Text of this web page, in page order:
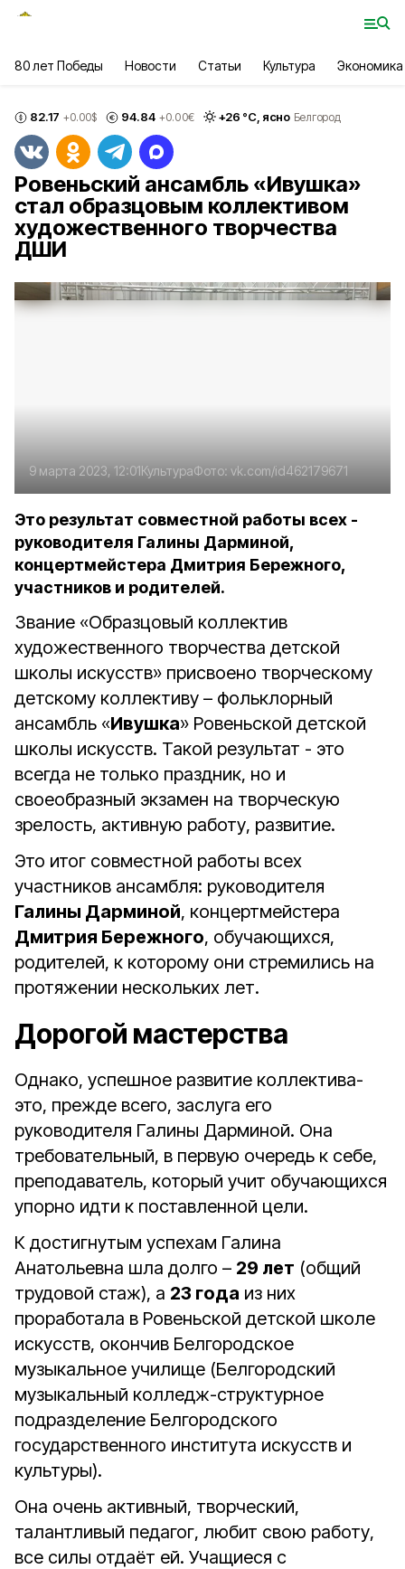
80 лет Победы Новости Статьи Культура Экономика
82.17 +0.00$ 94.84 +0.00€ +26 °С, ясно Белгород
Ровеньский ансамбль «Ивушка»
стал образцовым коллективом
художественного творчества
ДШИ
9 марта 2023, 12:01КультураФото: vk.com/id462179671
Это результат совместной работы всех -
руководителя Галины Дарминой,
концертмейстера Дмитрия Бережного,
участников и родителей.
Звание «Образцовый коллектив
художественного творчества детской
школы искусств» присвоено творческому
детскому коллективу – фольклорный
ансамбль «Ивушка» Ровеньской детской
школы искусств. Такой результат - это
всегда не только праздник, но и
своеобразный экзамен на творческую
зрелость, активную работу, развитие.
Это итог совместной работы всех
участников ансамбля: руководителя
Галины Дарминой, концертмейстера
Дмитрия Бережного, обучающихся,
родителей, к которому они стремились на
протяжении нескольких лет.
Дорогой мастерства
Однако, успешное развитие коллектива-
это, прежде всего, заслуга его
руководителя Галины Дарминой. Она
требовательный, в первую очередь к себе,
преподаватель, который учит обучающихся
упорно идти к поставленной цели.
К достигнутым успехам Галина
Анатольевна шла долго – 29 лет (общий
трудовой стаж), а 23 года из них
проработала в Ровеньской детской школе
искусств, окончив Белгородское
музыкальное училище (Белгородский
музыкальный колледж-структурное
подразделение Белгородского
государственного института искусств и
культуры).
Она очень активный, творческий,
талантливый педагог, любит свою работу,
все силы отдаёт ей. Учащиеся с